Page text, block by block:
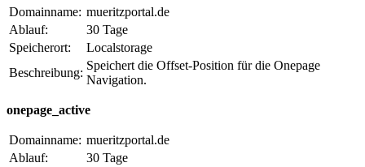
Domainname: mueritzportal.de
Ablauf:
30 Tage
Speicherort:
Localstorage
Beschreibung:
Speichert die Offset-Position für die Onepage
Navigation.
onepage_active
Domainname: mueritzportal.de
Ablauf:
30 Tage